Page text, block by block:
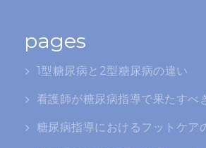
pages
1型糖尿病と2型糖尿病の違い
看護師が糖尿病指導で果たすべ
糖尿病指導におけるフットケア